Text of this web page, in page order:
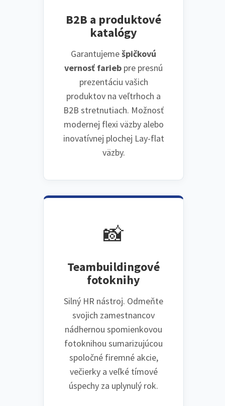
B2B a produktové
katalógy
Garantujemešpičkovú
vernosť farieb pre presnú
prezentáciu vašich
produktov na veľtrhoch a
B2B stretnutiach. Možnosť
modernej flexi väzby alebo
inovatívnej plochej Lay-flat
väzby.
📸
Teambuildingové
fotoknihy
Silný HR nástroj. Odmeňte
svojich zamestnancov
nádhernou spomienkovou
fotoknihou sumarizujúcou
spoločné firemné akcie,
večierky a veľké tímové
úspechy za uplynulý rok.